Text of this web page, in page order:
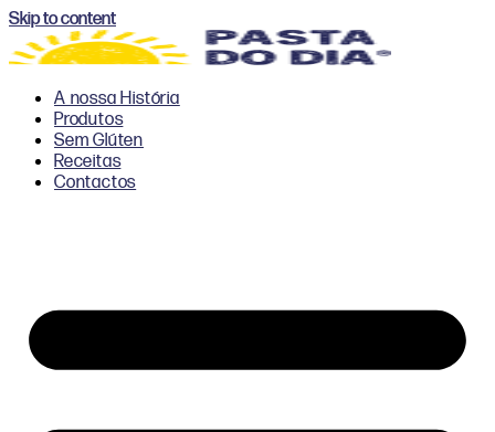
Skip to content
A nossa História
Produtos
Sem Glúten
Receitas
Contactos